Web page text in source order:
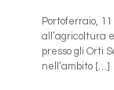
Portoferraio,
all’agricoltura
presso gli Orti
nell’ambito […]